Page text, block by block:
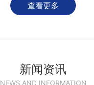
查看更多
新闻资讯
NEWS AND INFORMATION